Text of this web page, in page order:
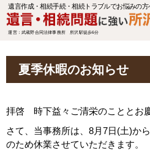
遺言作成・相続手続・相続トラブルでお悩みの方
運営：武蔵野合同法律事務所 所沢駅徒歩6分
夏季休暇のお知らせ
拝啓 時下益々ご清栄のこととお
さて、当事務所は、8月7日(土)か
のため休業させていただきます。